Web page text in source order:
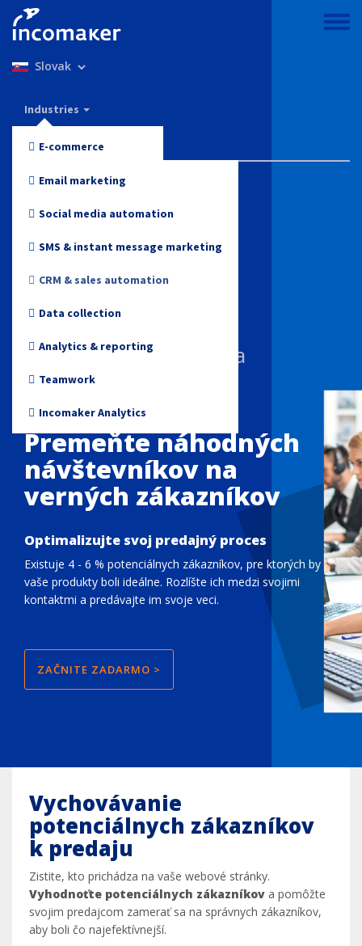
Skočiť
hlavný
obsah
Toggle
your
Incomaker
Industries
E-commerce
Fashion and Apparel
Electronics
Health and Beauty
Toys
Online media
Travel
Non-profit
Features
Email marketing
Social media automation
SMS & instant message marketing
CRM & sales automation
Data collection
Analytics & reporting
Teamwork
Incomaker Analytics
Pricing
Support & knowledge
Blog
Log in
Start for free
Vzťahy so zákazníkmi a
automatizácia predaja
Premeňte náhodných
návštevníkov na
verných zákazníkov
Optimalizujte svoj predajný proces
Existuje 4 - 6 % potenciálnych zákazníkov, pre ktorých by
vaše produkty boli ideálne. Rozlíšte ich medzi svojimi
kontaktmi a predávajte im svoje veci.
ZAČNITE ZADARMO >
Vychovávanie
potenciálnych zákazníkov
k predaju
Zistite, kto prichádza na vaše webové stránky.
Vyhodnoťte potenciálnych zákazníkova pomôžte
svojim predajcom zamerať sa na správnych zákazníkov,
aby boli čo najefektívnejší.